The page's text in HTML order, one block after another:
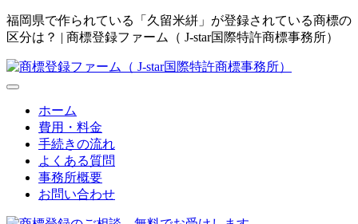
福岡県で作られている「久留米絣」が登録されている商標の
区分は？ | 商標登録ファーム（ J-star国際特許商標事務所）
ホーム
費用・料金
手続きの流れ
よくある質問
事務所概要
お問い合わせ